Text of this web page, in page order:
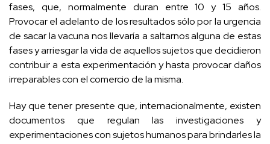
fases, que, normalmente duran entre 10 y 15 años.
Provocar el adelanto de los resultados sólo por la urgencia
de sacar la vacuna nos llevaría a saltarnos alguna de estas
fases y arriesgar la vida de aquellos sujetos que decidieron
contribuir a esta experimentación y hasta provocar daños
irreparables con el comercio de la misma.
Hay que tener presente que, internacionalmente, existen
documentos que regulan las investigaciones y
experimentaciones con sujetos humanos para brindarles la